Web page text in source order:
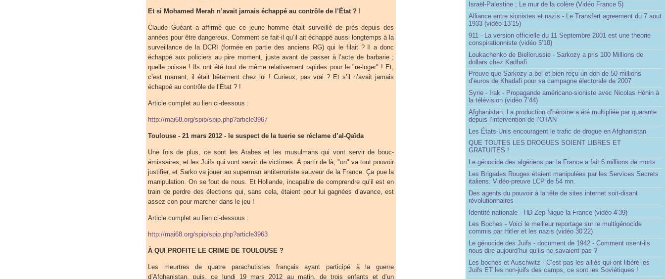
Et si Mohamed Merah n’avait jamais échappé au contrôle de l’État ? !
Claude Guéant a affirmé que ce jeune homme était surveillé de près depuis des
années pour être dangereux. Comment se fait-il qu’il ait échappé aussi longtemps à la
surveillance de la DCRI (formée en partie des anciens RG) qui le filait ? Il a donc
échappé aux policiers au pire moment, juste avant de passer à l’acte de barbarie ;
quelle poisse ! Ils ont été tout de même relativement rapides pour le "re-loger" ! Et,
c’est marrant, il était bêtement chez lui ! Curieux, pas vrai ? Et s’il n’avait jamais
échappé au contrôle de l’État ? !
Article complet au lien ci-dessous :
http://mai68.org/spip/spip.php?article3967
Toulouse - 21 mars 2012 - le suspect de la tuerie se réclame d’al-Qaïda
Une fois de plus, ce sont les Arabes et les musulmans qui vont servir de bouc-
émissaires, et les Juifs qui vont servir de victimes. À partir de là, "on" va tout pouvoir
justifier, et Sarko va jouer au superman antiterroriste sauveur de la France. Ça pue la
manipulation. On se fout de nous. Et Hollande, incapable de comprendre qu’il est en
train de perdre des élections qui, sans cela, étaient pour lui gagnées d’avance, est
assez con pour marcher dans le jeu !
Article complet au lien ci-dessous :
http://mai68.org/spip/spip.php?article3963
À QUI PROFITE LE CRIME DE TOULOUSE ?
Les meurtres de quatre parachutistes français ayant participé à la guerre
d’Afghanistan, puis, ce lundi 19 mars 2012 au matin, de trois enfants et d’un
Israël-Palestine ; Le mur de la colère (Vidéo France 5)
Alliance entre sionistes et nazis - Le Transfert agreement du 7 aout
1933 (vidéo 13’15)
911 - La version officielle du 11 Septembre 2001 est une theorie
conspirationniste (vidéo 5’10)
Loukachenko de Biellorussie - Sarkozy a pris 100 Millions de
dollars chez Kadhafi
Preuve que Sarkozy a bel et bien reçu un don de 50 millions
d’euros de Khadafi pour sa campagne électorale de 2007
Syrie - Irak - Propagande américano-sioniste avec Nicolas Hénin à
la télévision (vidéo 7’44)
Afghanistan. La production d’héroïne a été multipliée par quarante
depuis l’intervention de l’OTAN
Les États-Unis encouragent le trafic de drogue en Afghanistan
QUE TOUTES LES DROGUES SOIENT LIBRES ET
GRATUITES !
Le génocide des algériens par la France a fait 6 millions de morts
Les Brigades Rouges étaient manipulées par les Services Secrets
italiens. Vidéo-preuve LCP de 54 mn.
Des agents du pouvoir à la tête de sites internet soit-disant
révolutionnaires
Identité nationale - HD Zep Nique la France (vidéo 4’39)
Les Boches - Voici le meilleur reportage sur le multigénocide
commis par Hitler et les nazis (vidéo 30’22)
Le génocide des Juifs - document de 1942 - Comment osent-ils
nous dire aujourd’hui qu’ils ne savaient pas ?
Les boches et Auschwitz - C’est pas les alliés qui ont libéré les
Juifs ET les non-juifs des camps, ce sont les Soviétiques !